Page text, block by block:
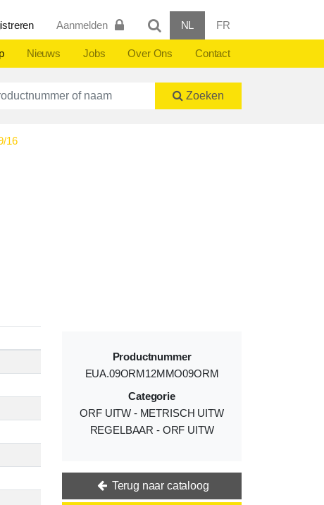
Aanmelden NL FR
Nieuws Jobs Over Ons Contact
of naam Zoeken
16
Productnummer
EUA.09ORM12MMO09ORM
Categorie
ORF UITW - METRISCH UITW
REGELBAAR - ORF UITW
Terug naar cataloog